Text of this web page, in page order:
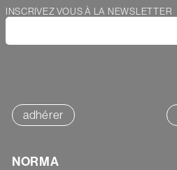
Webform
INSCRIVEZ VOUS À LA NEWSLETTER
adhérer
Texte
NORMA